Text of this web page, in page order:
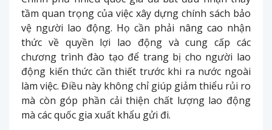
tầm quan trọng của việc xây dựng chính sách bảo
vệ người lao động. Họ cần phải nâng cao nhận
thức về quyền lợi lao động và cung cấp các
chương trình đào tạo để trang bị cho người lao
động kiến thức cần thiết trước khi ra nước ngoài
làm việc. Điều này không chỉ giúp giảm thiểu rủi ro
mà còn góp phần cải thiện chất lượng lao động
mà các quốc gia xuất khẩu gửi đi.